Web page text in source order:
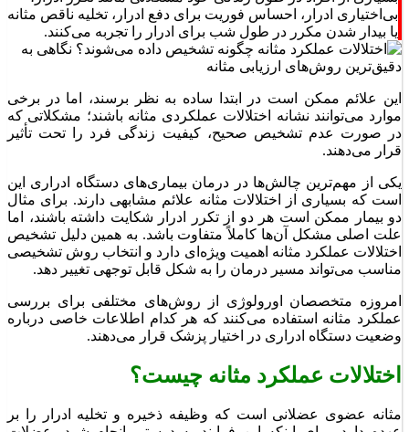
بی‌اختیاری ادرار، احساس فوریت برای دفع ادرار، تخلیه ناقص مثانه
یا بیدار شدن مکرر در طول شب برای ادرار را تجربه می‌کنند.
این علائم ممکن است در ابتدا ساده به نظر برسند، اما در برخی
موارد می‌توانند نشانه اختلالات عملکردی مثانه باشند؛ مشکلاتی که
در صورت عدم تشخیص صحیح، کیفیت زندگی فرد را تحت تأثیر
قرار می‌دهند.
یکی از مهم‌ترین چالش‌ها در درمان بیماری‌های دستگاه ادراری این
است که بسیاری از اختلالات مثانه علائم مشابهی دارند. برای مثال
دو بیمار ممکن است هر دو از تکرر ادرار شکایت داشته باشند، اما
علت اصلی مشکل آن‌ها کاملاً متفاوت باشد. به همین دلیل تشخیص
اختلالات عملکرد مثانه اهمیت ویژه‌ای دارد و انتخاب روش تشخیصی
مناسب می‌تواند مسیر درمان را به شکل قابل توجهی تغییر دهد.
امروزه متخصصان اورولوژی از روش‌های مختلفی برای بررسی
عملکرد مثانه استفاده می‌کنند که هر کدام اطلاعات خاصی درباره
وضعیت دستگاه ادراری در اختیار پزشک قرار می‌دهند.
اختلالات عملکرد مثانه چیست؟
مثانه عضوی عضلانی است که وظیفه ذخیره و تخلیه ادرار را بر